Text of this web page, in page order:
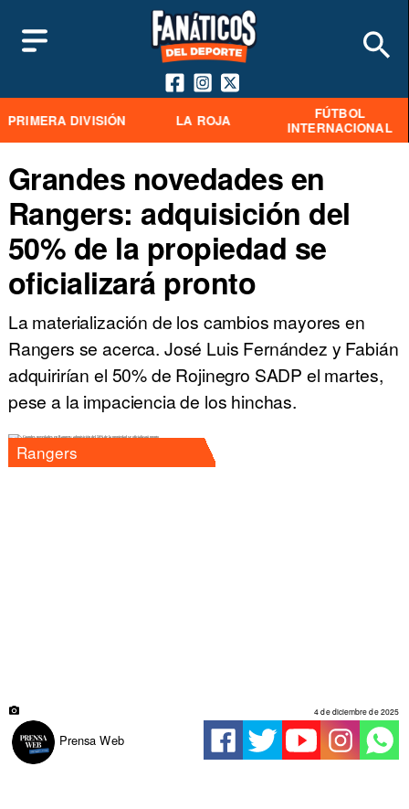
PRIMERA DIVISIÓN LA ROJA
FÚTBOL
INTERNACIONAL
Grandes novedades en
Rangers: adquisición del
50% de la propiedad se
oficializará pronto
La materialización de los cambios mayores en
Rangers se acerca. José Luis Fernández y Fabián
adquirirían el 50% de Rojinegro SADP el martes,
pese a la impaciencia de los hinchas.
Rangers
Prensa Web
4 de diciembre de 2025